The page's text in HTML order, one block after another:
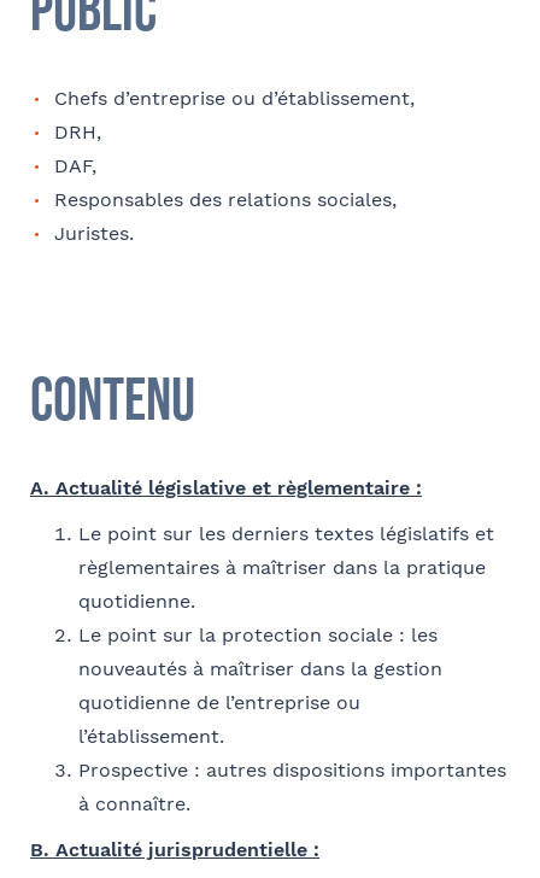
Chefs d’entreprise ou d’établissement,
DRH,
DAF,
Responsables des relations sociales,
Juristes.
Contenu
A. Actualité législative et règlementaire :
Le point sur les derniers textes législatifs et
règlementaires à maîtriser dans la pratique
quotidienne.
Le point sur la protection sociale : les
nouveautés à maîtriser dans la gestion
quotidienne de l’entreprise ou
l’établissement.
Prospective : autres dispositions importantes
à connaître.
B. Actualité jurisprudentielle :
Coordonnées de l’organisme
OPCO
Code postal
Nom
Fonction
E-mail
du cabinet
Je m'inscris
Conformément à la loi « informatique et libertés » du 6 janvier 1978
rectification aux informations qui vous concernent, que vous pouvez
exercer en adressant un mail à communication@barthelemy-
avocats.com
Tapez votre recherche et
Sélectionnez votre bureau
Valider